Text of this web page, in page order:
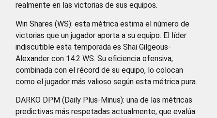
realmente en las victorias de sus equipos.
Win Shares (WS): esta métrica estima el número de
victorias que un jugador aporta a su equipo. El líder
indiscutible esta temporada es Shai Gilgeous-
Alexander con 14.2 WS. Su eficiencia ofensiva,
combinada con el récord de su equipo, lo colocan
como el jugador más valioso según esta métrica pura.
DARKO DPM (Daily Plus-Minus): una de las métricas
predictivas más respetadas actualmente, que evalúa